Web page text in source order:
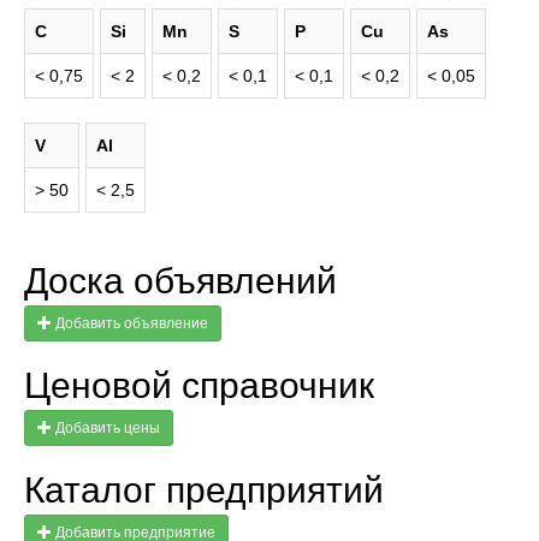
C
< 0,75
Si
< 2
Mn
< 0,2
S
< 0,1
P
< 0,1
Cu
< 0,2
As
< 0,05
V
> 50
Al
< 2,5
Доска объявлений
Добавить объявление
Ценовой справочник
Добавить цены
Каталог предприятий
Добавить предприятие